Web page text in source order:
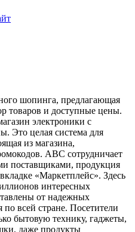
шопинга, предлагающая
товаров и доступные цены.
электроники с
Это целая система для
из магазина,
ABC сотрудничает
поставщиками, продукция
«Маркетплейс». Здесь
интересных
от надежных
всей стране. Посетители
бытовую технику, гаджеты,
даже продукты